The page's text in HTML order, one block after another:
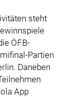
steht
ÖFB-
Partien
Daneben
App